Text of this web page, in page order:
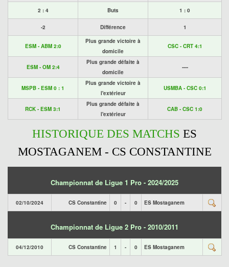
2 : 4 Buts 1 : 0
-2 Différence 1
ESM - ABM 2:0
Plus grande victoire à
domicile
CSC - CRT 4:1
ESM - OM 2:4
Plus grande défaite à
domicile
----
MSPB - ESM 0 : 1
Plus grande victoire à
l'extérieur
USMBA - CSC 0:1
RCK - ESM 3:1
Plus grande défaite à
l'extérieur
CAB - CSC 1:0
HISTORIQUE DES MATCHS ES
MOSTAGANEM - CS CONSTANTINE
Championnat de Ligue 1 Pro - 2024/2025
02/10/2024 CS Constantine 0 - 0 ES Mostaganem
Championnat de Ligue 2 Pro - 2010/2011
04/12/2010 CS Constantine 1 - 0 ES Mostaganem